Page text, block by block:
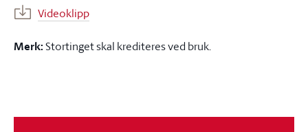
Videoklipp
Merk:Stortinget skal krediteres ved bruk.